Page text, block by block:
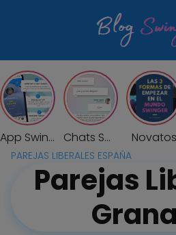
App Swinger Chats Swingers Novatos
PAREJAS LIBERALES ESPAÑA
Parejas